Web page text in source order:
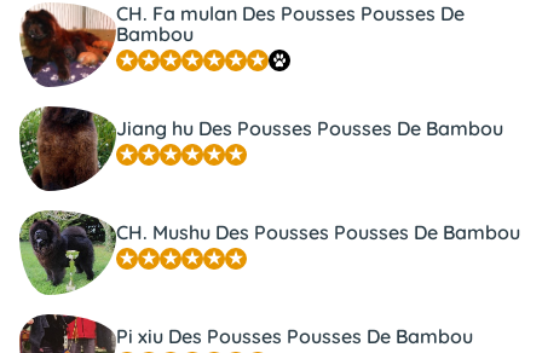
CH. Fa mulan Des Pousses Pousses De
Bambou
Jiang hu Des Pousses Pousses De Bambou
CH. Mushu Des Pousses Pousses De Bambou
Pi xiu Des Pousses Pousses De Bambou